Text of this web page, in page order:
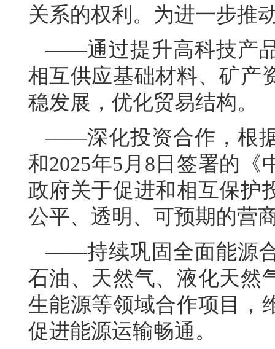
关系的权利。为进一步推
——通过提升高科技产
相互供应基础材料、矿产
稳发展，优化贸易结构。
——深化投资合作，根
和2025年5月8日签署的
政府关于促进和相互保护
公平、透明、可预期的营
——持续巩固全面能源
石油、天然气、液化天然
生能源等领域合作项目，
促进能源运输畅通。